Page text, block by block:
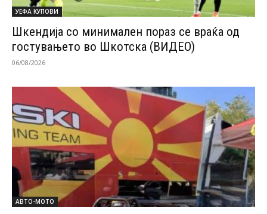
УЕФА КУПОВИ
Шкендија со минимален пораз се враќа од
гостувањето во Шкотска (ВИДЕО)
06/08/2026
АВТО-МОТО